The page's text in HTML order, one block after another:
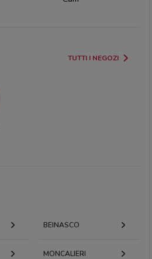
TUTTI I NEGOZI
BEINASCO
MONCALIERI